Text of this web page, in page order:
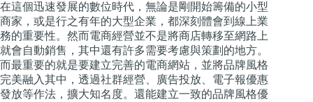
在這個迅速發展的數位時代，無論是剛開始籌備的小型
商家，或是行之有年的大型企業，都深刻體會到線上業
務的重要性。然而電商經營並不是將商店轉移至網路上
就會自動銷售，其中還有許多需要考慮與策劃的地方。
而最重要的就是要建立完善的電商網站，並將品牌風格
完美融入其中，透過社群經營、廣告投放、電子報優惠
發放等作法，擴大知名度。還能建立一致的品牌風格優